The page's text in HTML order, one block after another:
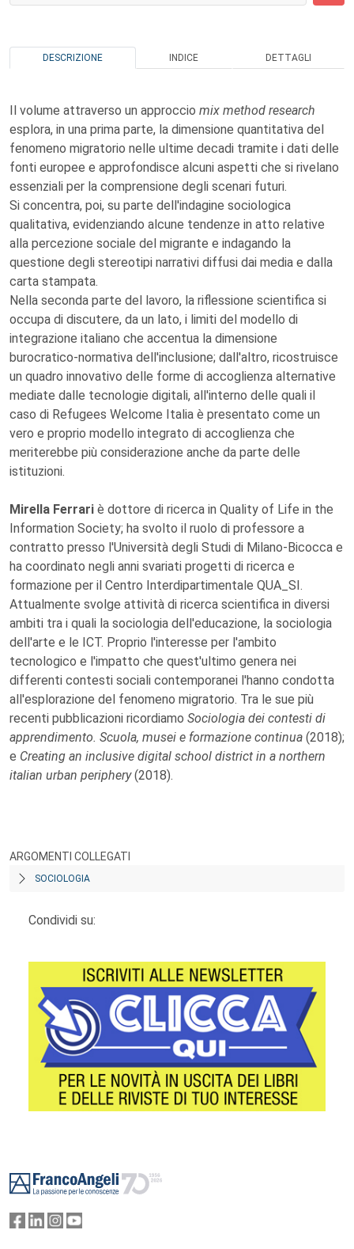
DESCRIZIONE INDICE DETTAGLI
Il volume attraverso un approccio mix method research
esplora, in una prima parte, la dimensione quantitativa del
fenomeno migratorio nelle ultime decadi tramite i dati delle
fonti europee e approfondisce alcuni aspetti che si rivelano
essenziali per la comprensione degli scenari futuri.
Si concentra, poi, su parte dell'indagine sociologica
qualitativa, evidenziando alcune tendenze in atto relative
alla percezione sociale del migrante e indagando la
questione degli stereotipi narrativi diffusi dai media e dalla
carta stampata.
Nella seconda parte del lavoro, la riflessione scientifica si
occupa di discutere, da un lato, i limiti del modello di
integrazione italiano che accentua la dimensione
burocratico-normativa dell'inclusione; dall'altro, ricostruisce
un quadro innovativo delle forme di accoglienza alternative
mediate dalle tecnologie digitali, all'interno delle quali il
caso di Refugees Welcome Italia è presentato come un
vero e proprio modello integrato di accoglienza che
meriterebbe più considerazione anche da parte delle
istituzioni.
Mirella Ferrari è dottore di ricerca in Quality of Life in the
Information Society; ha svolto il ruolo di professore a
contratto presso l'Università degli Studi di Milano-Bicocca e
ha coordinato negli anni svariati progetti di ricerca e
formazione per il Centro Interdipartimentale QUA_SI.
Attualmente svolge attività di ricerca scientifica in diversi
ambiti tra i quali la sociologia dell'educazione, la sociologia
dell'arte e le ICT. Proprio l'interesse per l'ambito
tecnologico e l'impatto che quest'ultimo genera nei
differenti contesti sociali contemporanei l'hanno condotta
all'esplorazione del fenomeno migratorio. Tra le sue più
recenti pubblicazioni ricordiamo Sociologia dei contesti di
apprendimento. Scuola, musei e formazione continua (2018);
e Creating an inclusive digital school district in a northern
italian urban periphery(2018).
ARGOMENTI COLLEGATI
SOCIOLOGIA
Condividi su: